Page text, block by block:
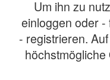
Um ihn zu
einloggen oder
- registrieren.